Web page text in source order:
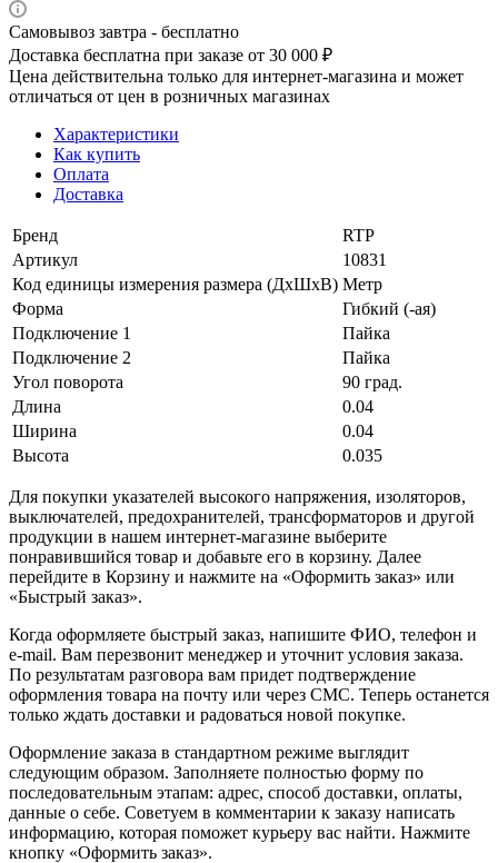
Самовывоз завтра - бесплатно
Доставка бесплатна при заказе от 30 000 ₽
Цена действительна только для интернет-магазина и может
отличаться от цен в розничных магазинах
Характеристики
Как купить
Оплата
Доставка
Бренд
RTP
Артикул
10831
Код единицы измерения размера (ДхШхВ) Метр
Форма
Гибкий (-ая)
Подключение 1
Пайка
Подключение 2
Пайка
Угол поворота
90 град.
Длина
0.04
Ширина
0.04
Высота
0.035
Для покупки указателей высокого напряжения, изоляторов,
выключателей, предохранителей, трансформаторов и другой
продукции в нашем интернет-магазине выберите
понравившийся товар и добавьте его в корзину. Далее
перейдите в Корзину и нажмите на «Оформить заказ» или
«Быстрый заказ».
Когда оформляете быстрый заказ, напишите ФИО, телефон и
e-mail. Вам перезвонит менеджер и уточнит условия заказа.
По результатам разговора вам придет подтверждение
оформления товара на почту или через СМС. Теперь останется
только ждать доставки и радоваться новой покупке.
Оформление заказа в стандартном режиме выглядит
следующим образом. Заполняете полностью форму по
последовательным этапам: адрес, способ доставки, оплаты,
данные о себе. Советуем в комментарии к заказу написать
информацию, которая поможет курьеру вас найти. Нажмите
кнопку «Оформить заказ».